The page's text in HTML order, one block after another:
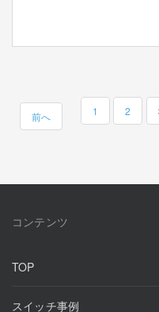
前へ 1 2
コンテンツ
TOP
スイッチ事例